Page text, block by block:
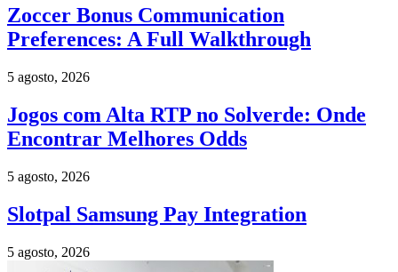
Zoccer Bonus Communication
Preferences: A Full Walkthrough
5 agosto, 2026
Jogos com Alta RTP no Solverde: Onde
Encontrar Melhores Odds
5 agosto, 2026
Slotpal Samsung Pay Integration
5 agosto, 2026